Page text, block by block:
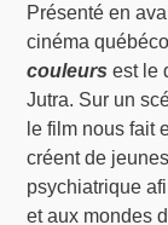
Présenté en
cinéma
couleurs est le
Jutra. Sur un
le film nous fait
créent de
psychiatrique
et aux mondes